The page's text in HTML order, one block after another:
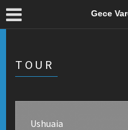
Gece
TOUR
Ushuaia